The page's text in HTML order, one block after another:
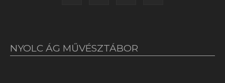
NYOLC ÁG MŰVÉSZTÁBOR